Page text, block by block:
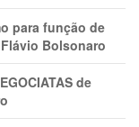
para função de
Bolsonaro
de